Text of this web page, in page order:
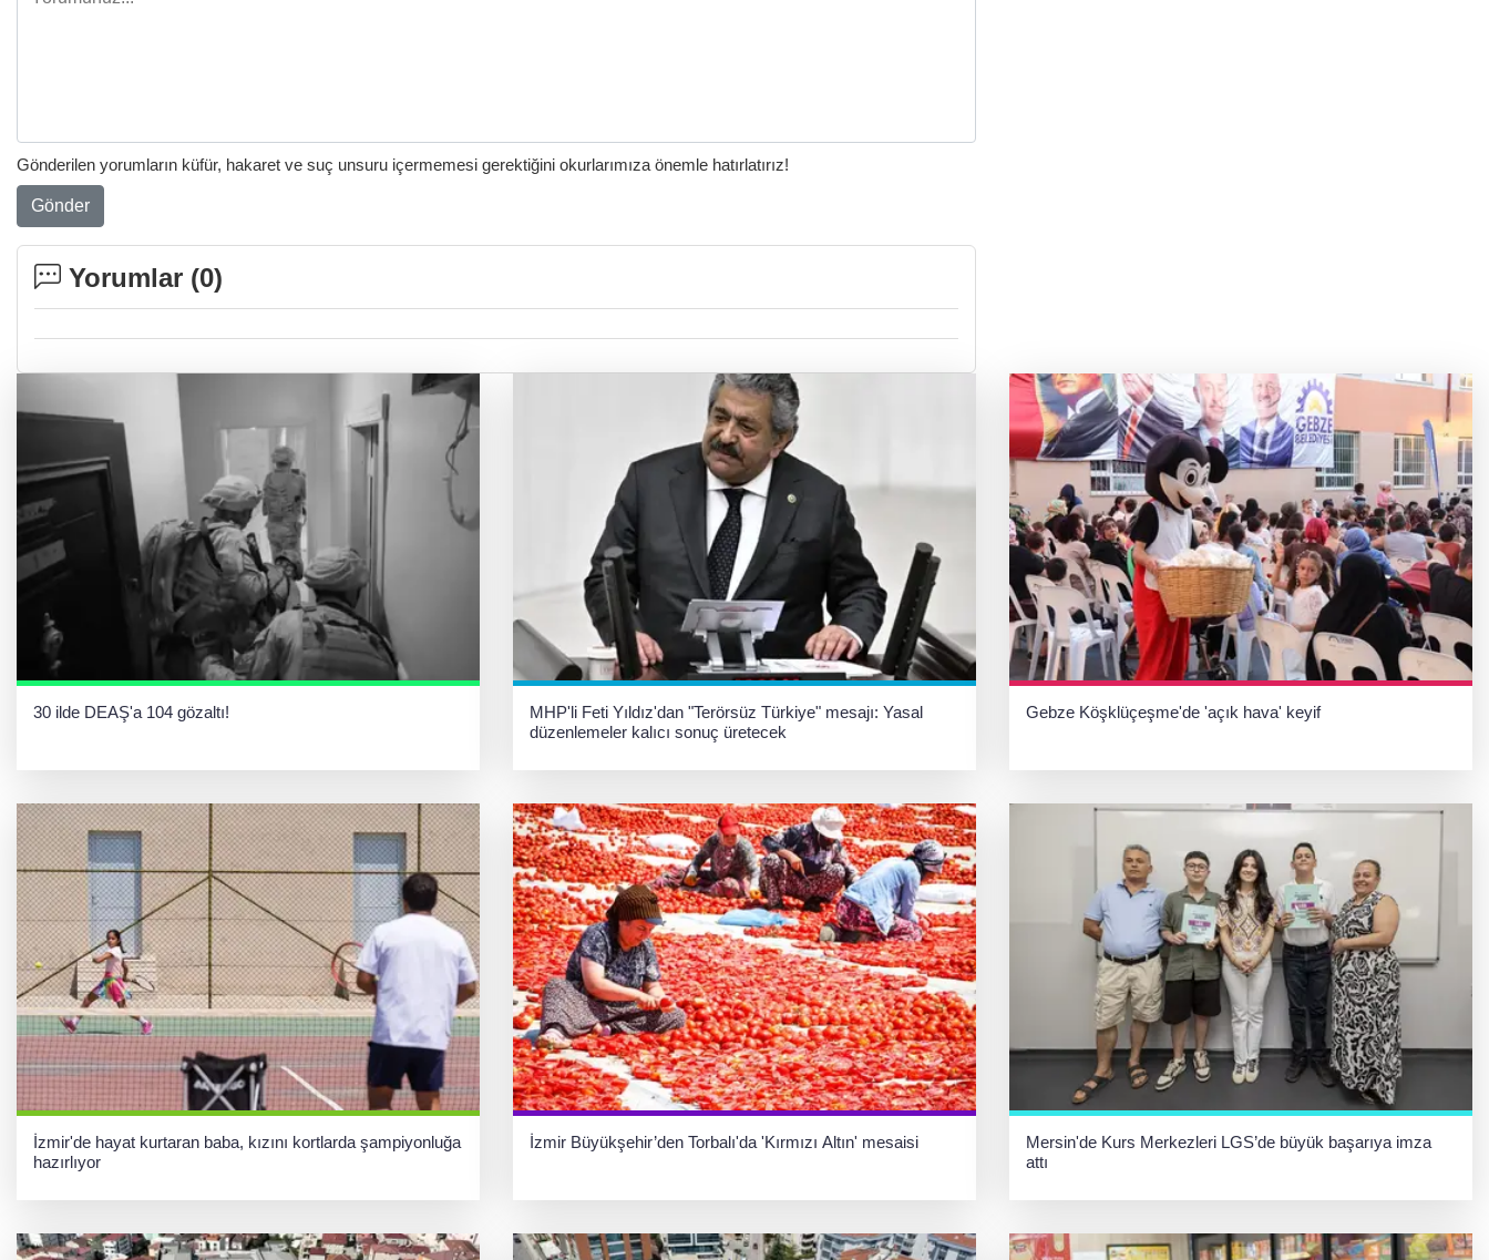
Gönderilen yorumların küfür, hakaret ve suç unsuru içermemesi gerektiğini okurlarımıza önemle hatırlatırız!
Gönder
Yorumlar (0)
30 ilde DEAŞ'a 104 gözaltı!
MHP'li Feti Yıldız'dan "Terörsüz Türkiye" mesajı: Yasal
düzenlemeler kalıcı sonuç üretecek
Gebze Köşklüçeşme'de 'açık hava' keyif
İzmir'de hayat kurtaran baba, kızını kortlarda şampiyonluğa
hazırlıyor
İzmir Büyükşehir’den Torbalı'da 'Kırmızı Altın' mesaisi
Mersin'de Kurs Merkezleri LGS’de büyük başarıya imza
attı